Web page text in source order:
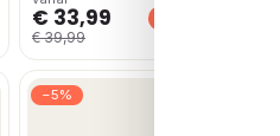
Roze
€ 33,99
€ 39,99
−5%